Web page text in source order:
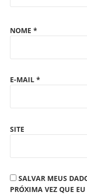
NOME *
E-MAIL *
SITE
SALVAR MEUS
PRÓXIMA VEZ QUE